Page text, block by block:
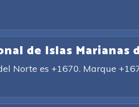
de Islas Marianas
Norte es +1670. Marque